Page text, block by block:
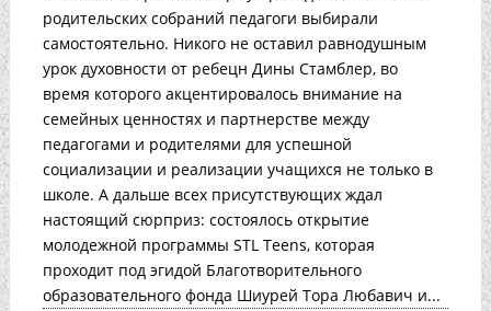
родительских собраний педагоги выбирали
самостоятельно. Никого не оставил равнодушным
урок духовности от ребецн Дины Стамблер, во
время которого акцентировалось внимание на
семейных ценностях и партнерстве между
педагогами и родителями для успешной
социализации и реализации учащихся не только в
школе. А дальше всех присутствующих ждал
настоящий сюрприз: состоялось открытие
молодежной программы STL Teens, которая
проходит под эгидой Благотворительного
образовательного фонда Шиурей Тора Любавич и...